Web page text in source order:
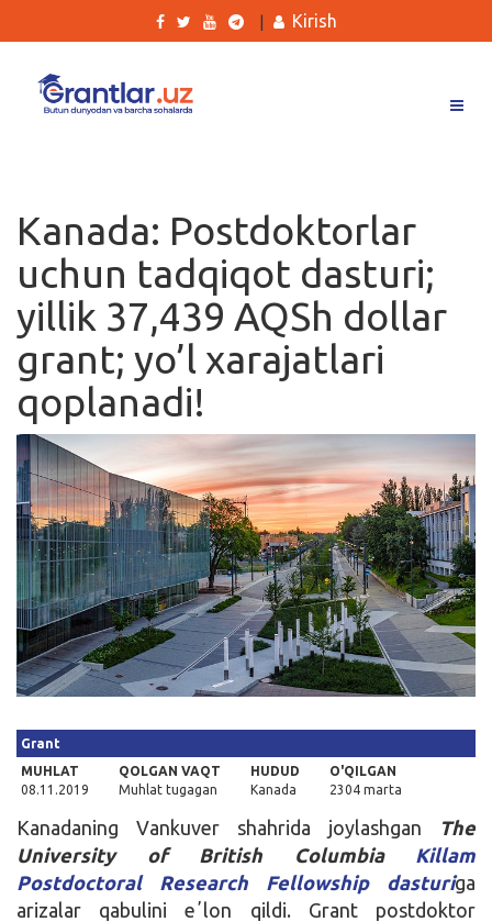
Ishlar
Kurslar
Blog
Yana
Qidirish
Kirish
Kirish
Kanada: Postdoktorlar
uchun tadqiqot dasturi;
yillik 37,439 AQSh dollar
grant; yo’l xarajatlari
qoplanadi!
Grant
MUHLAT
08.11.2019
QOLGAN VAQT
Muhlat tugagan
HUDUD
Kanada
O'QILGAN
2304 marta
Kanadaning Vankuver shahrida joylashgan
The
University of British Columbia Killam
Postdoctoral Research Fellowship dasturiga
arizalar qabulini eʼlon qildi. Grant postdoktor